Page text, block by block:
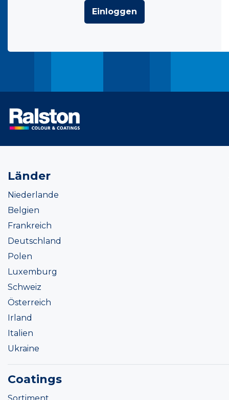
Einloggen
Länder
Niederlande
Belgien
Frankreich
Deutschland
Polen
Luxemburg
Schweiz
Österreich
Irland
Italien
Ukraine
Coatings
Sortiment